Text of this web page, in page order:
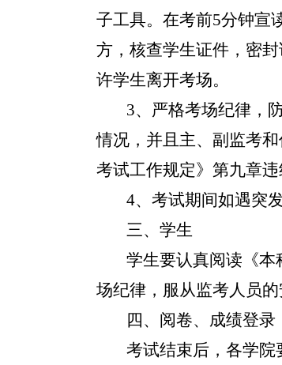
子工具。在考前5分钟宣
方，核查学生证件，密
许学生离开考场。
3、严格考场纪律，
情况，并且主、副监考
考试工作规定》第九章
4、考试期间如遇突
三、学生
学生要认真阅读《
场纪律，服从监考人员的
四、阅卷、成绩登录
考试结束后，各学